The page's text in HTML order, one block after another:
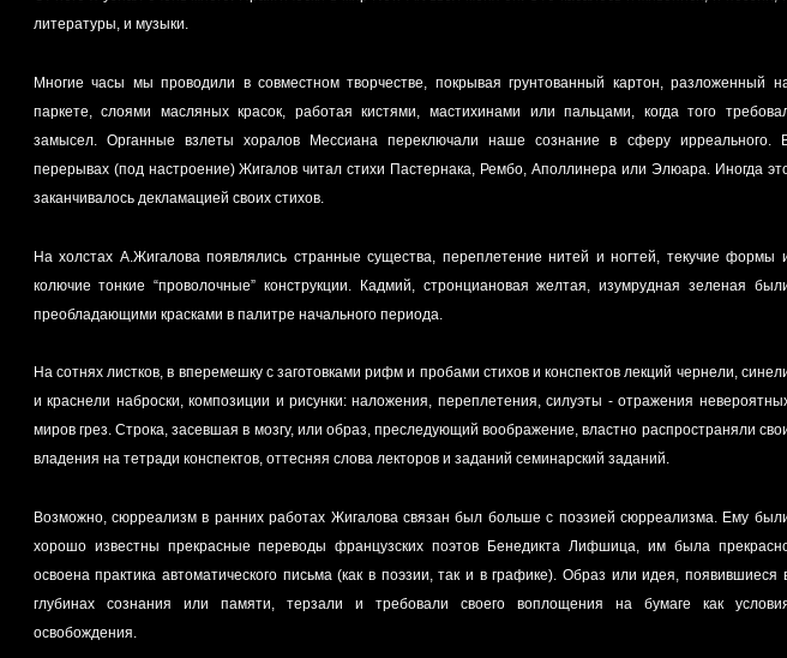
литературы, и музыки.
Многие часы мы проводили в совместном творчестве, покрывая грунтованный картон, разложенный
паркете, слоями масляных красок, работая кистями, мастихинами или пальцами, когда того
замысел. Органные взлеты хоралов Мессиана переключали наше сознание в сферу ирреального.
перерывах (под настроение) Жигалов читал стихи Пастернака, Рембо, Аполлинера или Элюара. Иногда
заканчивалось декламацией своих стихов.
На холстах А.Жигалова появлялись странные существа, переплетение нитей и ногтей, текучие формы
колючие тонкие “проволочные” конструкции. Кадмий, стронциановая желтая, изумрудная зеленая
преобладающими красками в палитре начального периода.
На сотнях листков, в вперемешку с заготовками рифм и пробами стихов и конспектов лекций чернели,
и краснели наброски, композиции и рисунки: наложения, переплетения, силуэты - отражения
миров грез. Строка, засевшая в мозгу, или образ, преследующий воображение, властно распространяли
владения на тетради конспектов, оттесняя слова лекторов и заданий семинарский заданий.
Возможно, сюрреализм в ранних работах Жигалова связан был больше с поэзией сюрреализма. Ему
хорошо известны прекрасные переводы французских поэтов Бенедикта Лифшица, им была
освоена практика автоматического письма (как в поэзии, так и в графике). Образ или идея, появившиеся
глубинах сознания или памяти, терзали и требовали своего воплощения на бумаге как
освобождения.